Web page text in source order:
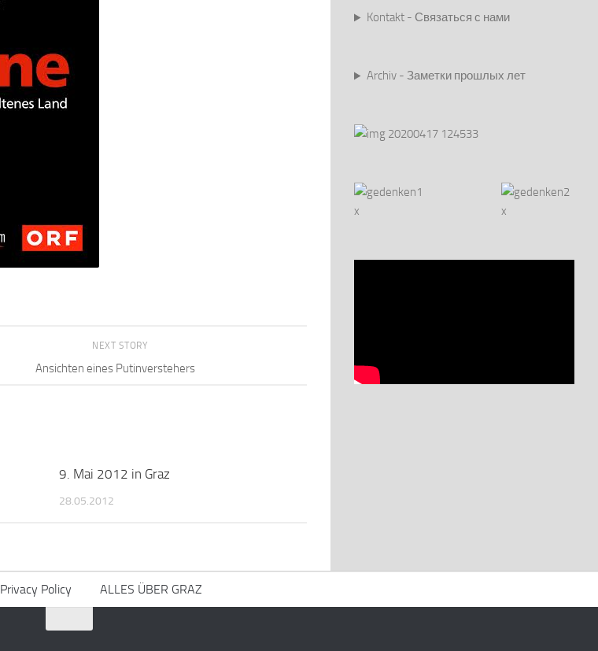
NEXT STORY
Ansichten eines Putinverstehers
9. Mai 2012 in Graz
28.05.2012
Kontakt - Связаться с нами
Archiv - Заметки прошлых лет
Privacy Policy ALLES ÜBER GRAZ